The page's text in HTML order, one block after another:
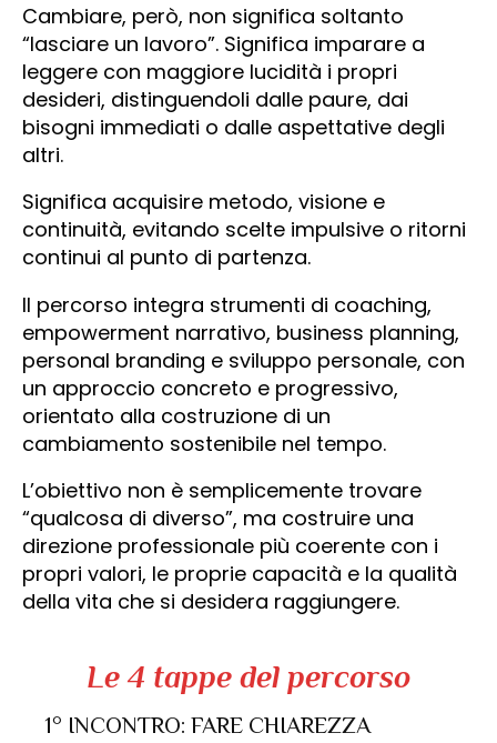
Cambiare, però, non significa soltanto
“lasciare un lavoro”. Significa imparare a
leggere con maggiore lucidità i propri
desideri, distinguendoli dalle paure, dai
bisogni immediati o dalle aspettative degli
altri.
Significa acquisire metodo, visione e
continuità, evitando scelte impulsive o ritorni
continui al punto di partenza.
Il percorso integra strumenti di coaching,
empowerment narrativo, business planning,
personal branding e sviluppo personale, con
un approccio concreto e progressivo,
orientato alla costruzione di un
cambiamento sostenibile nel tempo.
L’obiettivo non è semplicemente trovare
“qualcosa di diverso”, ma costruire una
direzione professionale più coerente con i
propri valori, le proprie capacità e la qualità
della vita che si desidera raggiungere.
Le 4 tappe del percorso
1° INCONTRO: FARE CHIAREZZA